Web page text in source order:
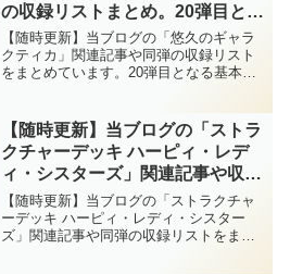
の収録リストまとめ。20弾目とな
る基本パック！！「ギャラクティ
カ」と「ヴォイドヴェルグ」が混
成可能に！！「昆遁忍虫」や「ア
ッシュデュエル】
【随時更新】当ブログの「悠久のギャラ
クティカ」関連記事や同弾の収録リスト
をまとめています。20弾目となる基本パ
虫」や「アニマジカ」も登場！！【遊戯
王ラッシュデュエル】
【随時更新】当ブログの「ストラ
クチャーデッキ ハーピィ・レデ
ィ・シスターズ」関連記事や収録
リストまとめ。「ハーピィ」に強
力なトリプルコンタクトフュージ
ョンモンスターが実装！！【遊戯
【随時更新】当ブログの「ストラクチャ
ーデッキ ハーピィ・レディ・シスター
ズ」関連記事や同弾の収録リストをまと